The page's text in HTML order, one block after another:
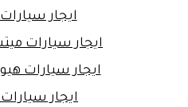
ايجار
ايجار سيارات
ايجار سيارات
ايجار